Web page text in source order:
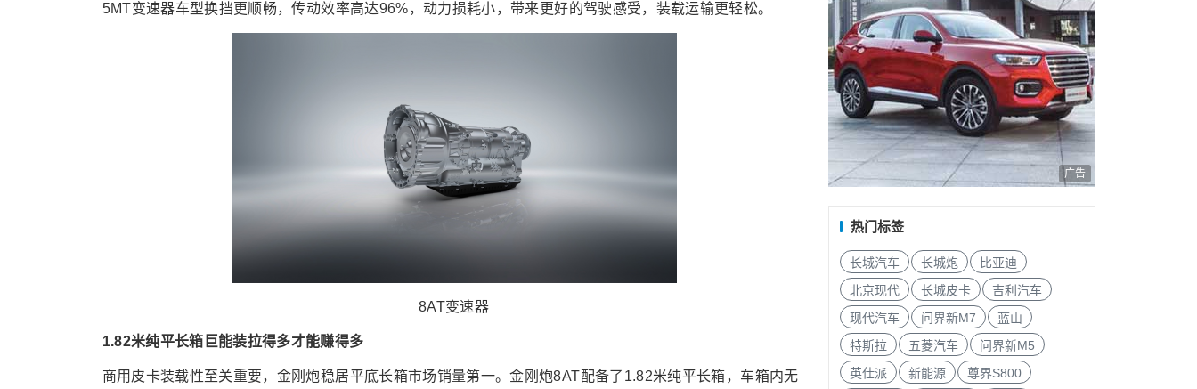
5MT变速器车型换挡更顺畅，传动效率高达96%，动力损耗小，带来更好的驾驶感受， 装载运输更轻松。
8AT变速器
1.82米纯平长箱巨能装拉得多才能赚得多
商用皮卡装载性至关重要， 金刚炮稳居平底长箱市场销量第一。金刚炮8AT配备了 1.82米纯平长箱，车箱内无
广告
热门标签
长城汽车 长城炮
比亚迪
北京现代
长城皮卡
吉利汽车
现代汽车
问界新M7
蓝山
特斯拉
五菱汽车
问界新M5
英仕派
新能源
尊界S800